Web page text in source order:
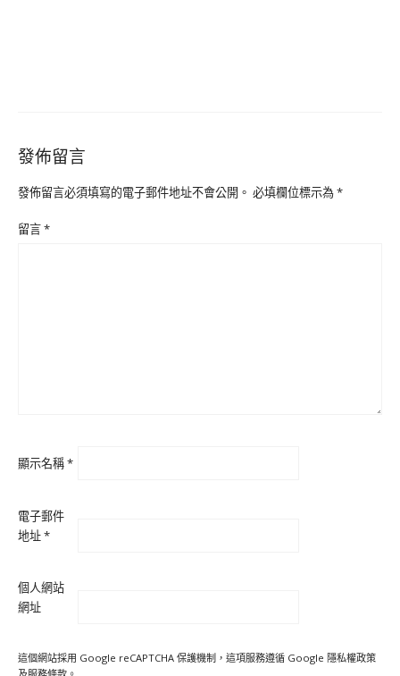
發佈留言
發佈留言必須填寫的電子郵件地址不會公開。 必填欄位標示為*
留言*
顯示名稱*
電子郵件
地址*
個人網站
網址
這個網站採用 Google reCAPTCHA 保護機制，這項服務遵循 Google 隱私權政策